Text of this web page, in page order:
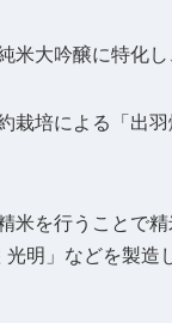
米大吟醸に特化
栽培による「出
米を行うことで
明」などを製造